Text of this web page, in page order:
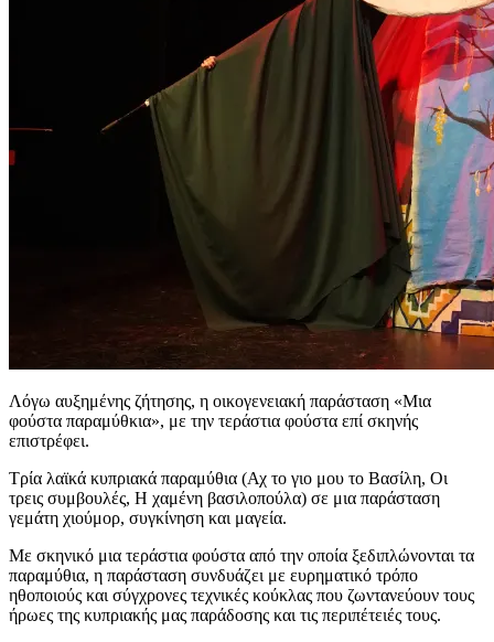
Λόγω αυξημένης ζήτησης, η οικογενειακή παράσταση «Μια
φούστα παραμύθκια», με την τεράστια φούστα επί σκηνής
επιστρέφει.
Τρία λαϊκά κυπριακά παραμύθια (Αχ το γιο μου το Βασίλη, Οι
τρεις συμβουλές, Η χαμένη βασιλοπούλα) σε μια παράσταση
γεμάτη χιούμορ, συγκίνηση και μαγεία.
Με σκηνικό μια τεράστια φούστα από την οποία ξεδιπλώνονται τα
παραμύθια, η παράσταση συνδυάζει με ευρηματικό τρόπο
ηθοποιούς και σύγχρονες τεχνικές κούκλας που ζωντανεύουν τους
ήρωες της κυπριακής μας παράδοσης και τις περιπέτειές τους.